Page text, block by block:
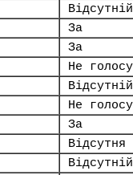
Відсутній
За
За
Не
Відсутній
Не
За
Відсутня
Відсутній